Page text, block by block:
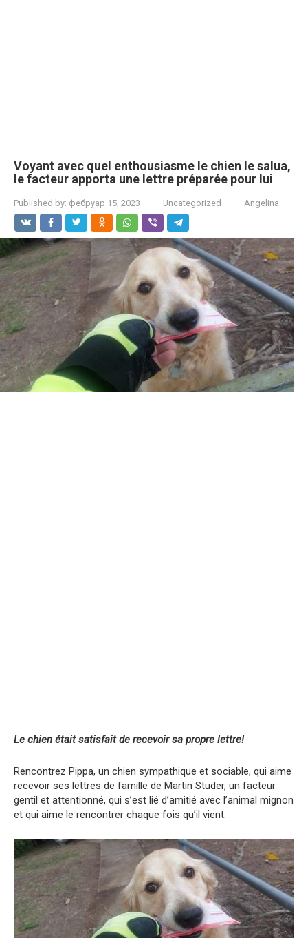
Voyant avec quel enthousiasme le chien le salua,
le facteur apporta une lettre préparée pour lui
Published by: фебруар 15, 2023 Uncategorized Angelina
Le chien était satisfait de recevoir sa propre lettre!
Rencontrez Pippa, un chien sympathique et sociable, qui aime
recevoir ses lettres de famille de Martin Studer, un facteur
gentil et attentionné, qui s’est lié d’amitié avec l’animal mignon
et qui aime le rencontrer chaque fois qu’il vient.